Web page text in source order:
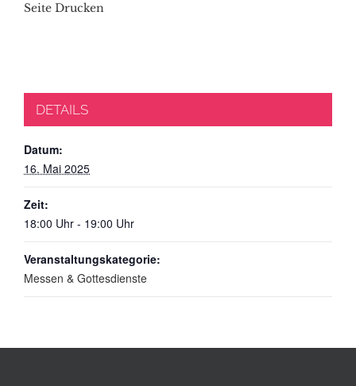
Seite Drucken
DETAILS
Datum:
16. Mai 2025
Zeit:
18:00 Uhr - 19:00 Uhr
Veranstaltungskategorie:
Messen & Gottesdienste